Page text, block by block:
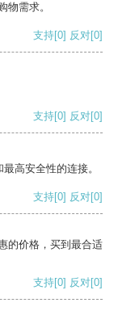
物需求。
支持[0] 反对[0]
支持[0] 反对[0]
高安全性的连接。
支持[0] 反对[0]
的价格，买到最合适
支持[0] 反对[0]